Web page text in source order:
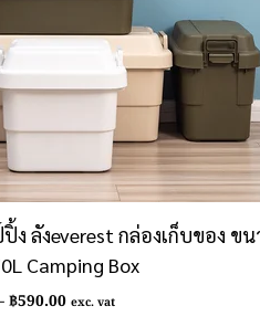
ง ลังeverest กล่องเก็บของ ขน
Camping Box
฿590.00Price
exc. vat